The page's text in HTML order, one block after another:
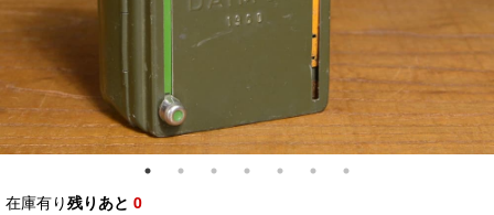
在庫有り残りあと 0